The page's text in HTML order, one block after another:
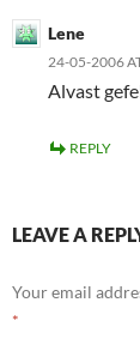
Lene
24-05-2006
Alvast
REPLY
LEAVE A
Your email
*